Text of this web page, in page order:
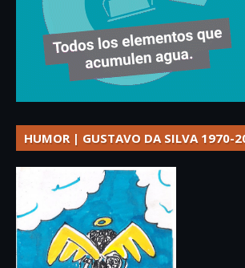
HUMOR | GUSTAVO DA SILVA 1970-